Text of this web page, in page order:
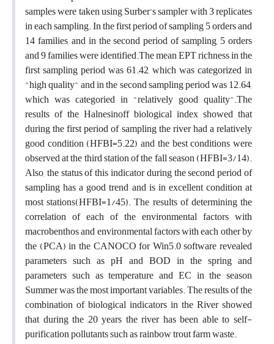
samples were taken using Surber’s sampler with 3 replicates
in each sampling. In the first period of sampling 5 orders and
14 families, and in the second period of sampling, 5 orders
and 9 families were identified.The mean EPT richness in the
first sampling period was 61.42, which was categorized in
"high quality" and in the second sampling period was 12.64,
which was categoried in "relatively good quality".The
results of the Halnesinoff biological index showed that
during the first period of sampling the river had a relatively
good condition (HFBI=5.22) and the best conditions were
observed at the third station of the fall season (HFBI=3/14).
Also, the status of this indicator during the second period of
sampling has a good trend and is in excellent condition at
most stations(HFBI=1/45). The results of determining the
correlation of each of the environmental factors with
macrobenthos and environmental factors with each other by
the (PCA) in the CANOCO for Win5.0 software revealed
parameters such as pH and BOD in the spring and
parameters such as temperature and EC in the season
Summer was the most important variables. The results of the
combination of biological indicators in the River showed
that during the 20 years the river has been able to self-
purification pollutants such as rainbow trout farm waste.